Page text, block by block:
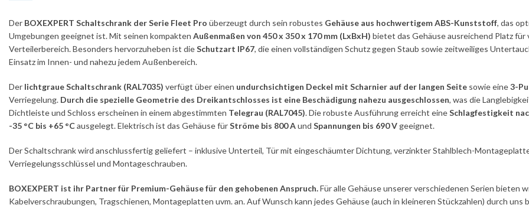
Der BOXEXPERT Schaltschrank der Serie Fleet Pro überzeugt durch sein robustes Gehäuse aus hochwertigem ABS-Kunststoff, das
Umgebungen geeignet ist. Mit seinen kompakten Außenmaßen von 450 x 350 x 170 mm (LxBxH) bietet das Gehäuse ausreichend Platz
Verteilerbereich. Besonders hervorzuheben ist dieSchutzart IP67, die einen vollständigen Schutz gegen Staub sowie zeitweiliges
Einsatz im Innen- und nahezu jedem Außenbereich.
Der lichtgraue Schaltschrank (RAL7035) verfügt über einen undurchsichtigen Deckel mit Scharnier auf der langen Seite sowie eine3-
Verriegelung. Durch die spezielle Geometrie des Dreikantschlosses ist eine Beschädigung nahezu ausgeschlossen, was die
Dichtleiste und Schloss erscheinen in einem abgestimmten Telegrau (RAL7045). Die robuste Ausführung erreicht eineSchlagfestigkeit
-35 °C bis +65 °Causgelegt. Elektrisch ist das Gehäuse fürStröme bis 800 Aund Spannungen bis 690 V geeignet.
Der Schaltschrank wird anschlussfertig geliefert – inklusive Unterteil, Tür mit eingeschäumter Dichtung, verzinkter Stahlblech-
Verriegelungsschlüssel und Montageschrauben.
BOXEXPERT ist ihr Partner für Premium-Gehäuse für den gehobenen Anspruch.Für alle Gehäuse unserer verschiedenen Serien bieten
Kabelverschraubungen, Tragschienen, Montageplatten uvm. an. Auf Wunsch kann jedes Gehäuse (auch in kleineren Stückzahlen) durch